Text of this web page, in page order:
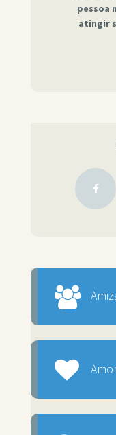
pessoa
atingir